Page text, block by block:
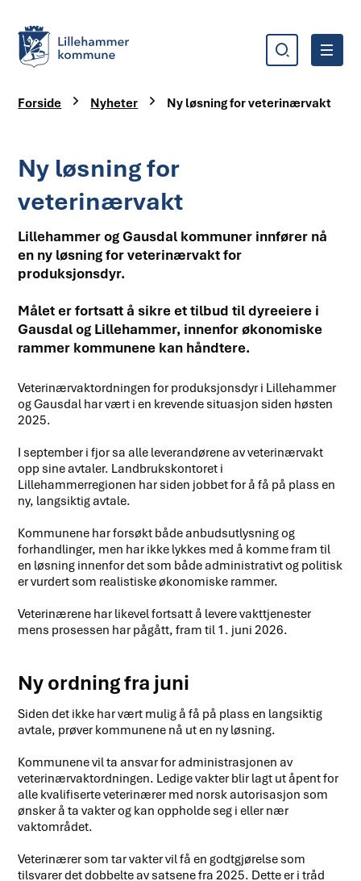
Søk Meny
Du er her:
Forside Nyheter Ny løsning for veterinærvakt
Ny løsning for
veterinærvakt
Lillehammer og Gausdal kommuner innfører nå
en ny løsning for veterinærvakt for
produksjonsdyr.
Målet er fortsatt å sikre et tilbud til dyreeiere i
Gausdal og Lillehammer, innenfor økonomiske
rammer kommunene kan håndtere.
Veterinærvaktordningen for produksjonsdyr i Lillehammer
og Gausdal har vært i en krevende situasjon siden høsten
2025.
I september i fjor sa alle leverandørene av veterinærvakt
opp sine avtaler. Landbrukskontoret i
Lillehammerregionen har siden jobbet for å få på plass en
ny, langsiktig avtale.
Kommunene har forsøkt både anbudsutlysning og
forhandlinger, men har ikke lykkes med å komme fram til
en løsning innenfor det som både administrativt og politisk
er vurdert som realistiske økonomiske rammer.
Veterinærene har likevel fortsatt å levere vakttjenester
mens prosessen har pågått, fram til 1. juni 2026.
Ny ordning fra juni
Siden det ikke har vært mulig å få på plass en langsiktig
avtale, prøver kommunene nå ut en ny løsning.
Kommunene vil ta ansvar for administrasjonen av
veterinærvaktordningen. Ledige vakter blir lagt ut åpent for
alle kvalifiserte veterinærer med norsk autorisasjon som
ønsker å ta vakter og kan oppholde seg i eller nær
vaktområdet.
Veterinærer som tar vakter vil få en godtgjørelse som
tilsvarer det dobbelte av satsene fra 2025. Dette er i tråd